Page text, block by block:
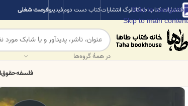
Skip to navigation
Skip to main content
انتشارات کتاب طهکاتالوگ انتشاراتکتاب دست دومفیدیبوفرصت شغلی
در همهٔ گروه‌ها
فلسفهحقوق